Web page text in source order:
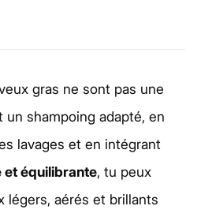
gras ne sont pas une
un shampoing adapté, en
lavages et en intégrant
et équilibrante, tu peux
légers, aérés et brillants